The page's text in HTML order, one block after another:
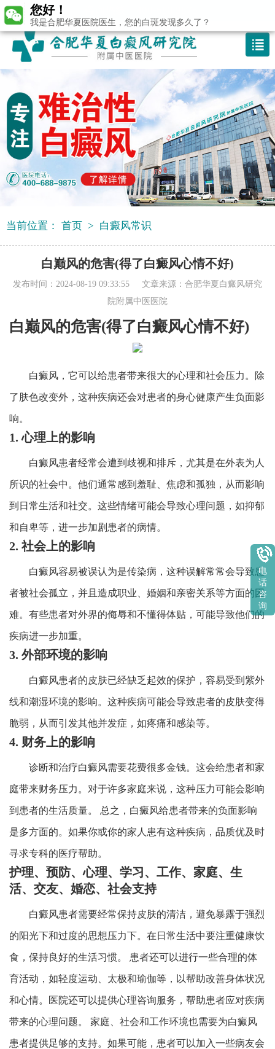
当前位置： 首页 > 白癜风常识
白巅风的危害(得了白癜风心情不好)
发布时间：2024-08-19 09:33:55 文章来源： 合肥华夏白癜风研究
院附属中医医院
白巅风的危害(得了白癜风心情不好)
白癜风，它可以给患者带来很大的心理和社会压力。除
了肤色改变外，这种疾病还会对患者的身心健康产生负面影
响。
1. 心理上的影响
白癜风患者经常会遭到歧视和排斥，尤其是在外表为人
所识的社会中。他们通常感到羞耻、焦虑和孤独，从而影响
到日常生活和社交。这些情绪可能会导致心理问题，如抑郁
和自卑等，进一步加剧患者的病情。
2. 社会上的影响
白癜风容易被误认为是传染病，这种误解常常会导致患
者被社会孤立，并且造成职业、婚姻和亲密关系等方面的困
难。有些患者对外界的侮辱和不懂得体贴，可能导致他们的
疾病进一步加重。
3. 外部环境的影响
白癜风患者的皮肤已经缺乏起效的保护，容易受到紫外
线和潮湿环境的影响。这种疾病可能会导致患者的皮肤变得
脆弱，从而引发其他并发症，如疼痛和感染等。
4. 财务上的影响
诊断和治疗白癜风需要花费很多金钱。这会给患者和家
庭带来财务压力。对于许多家庭来说，这种压力可能会影响
到患者的生活质量。 总之，白癜风给患者带来的负面影响
是多方面的。如果你或你的家人患有这种疾病，品质优及时
寻求专科的医疗帮助。
护理、预防、心理、学习、工作、家庭、生
活、交友、婚恋、社会支持
白癜风患者需要经常保持皮肤的清洁，避免暴露于强烈
的阳光下和过度的思想压力下。在日常生活中要注重健康饮
食，保持良好的生活习惯。 患者还可以进行一些合理的体
育活动，如轻度运动、太极和瑜伽等，以帮助改善身体状况
和心情。医院还可以提供心理咨询服务，帮助患者应对疾病
带来的心理问题。 家庭、社会和工作环境也需要为白癜风
患者提供足够的支持。如果可能，患者可以加入一些病友会
电
话
咨
询
您好！
我是合肥华夏医院医生，您的白斑发现多久了？